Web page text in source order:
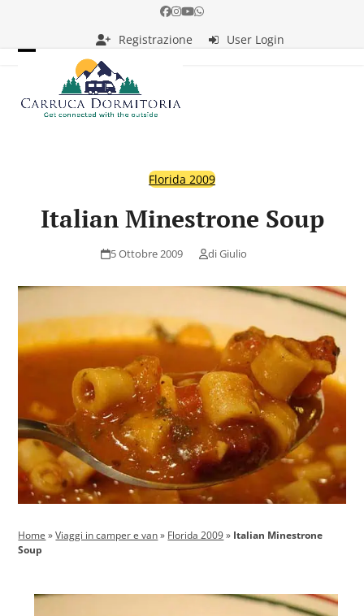
Facebook
Instagram
YouTube
Whatsapp
Registrazione
User Login
mobile
menu
mobile
menu
Florida 2009
Italian Minestrone Soup
5 Ottobre 2009 diGiulio
Home »Viaggi in camper e van» Florida 2009» Italian Minestrone
Soup